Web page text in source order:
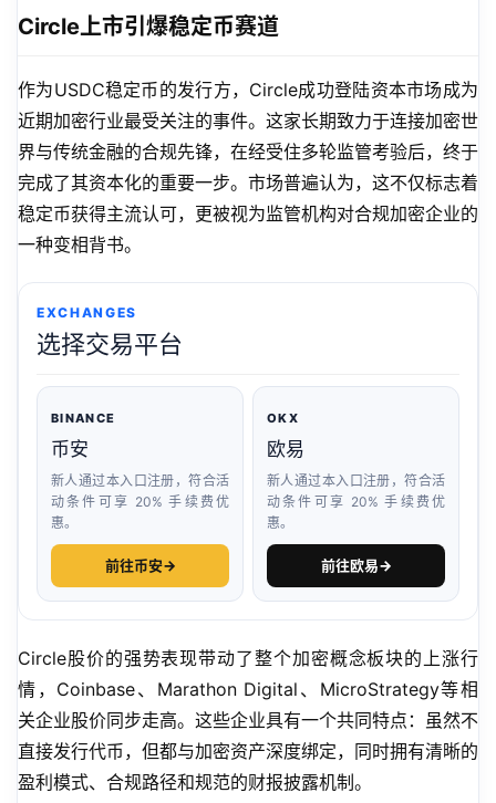
Circle上市引爆稳定币赛道
作为USDC稳定币的发行方，Circle成功登陆资本市场成为
近期加密行业最受关注的事件。这家长期致力于连接加密世
界与传统金融的合规先锋，在经受住多轮监管考验后，终于
完成了其资本化的重要一步。市场普遍认为，这不仅标志着
稳定币获得主流认可，更被视为监管机构对合规加密企业的
一种变相背书。
EXCHANGES
选择交易平台
BINANCE
币安
新人通过本入口注册，符合活
动条件可享 20% 手续费优
惠。
前往币安→
OKX
欧易
新人通过本入口注册，符合活
动条件可享 20% 手续费优
惠。
前往欧易→
Circle股价的强势表现带动了整个加密概念板块的上涨行
情，Coinbase、Marathon Digital、MicroStrategy等相
关企业股价同步走高。这些企业具有一个共同特点：虽然不
直接发行代币，但都与加密资产深度绑定，同时拥有清晰的
盈利模式、合规路径和规范的财报披露机制。